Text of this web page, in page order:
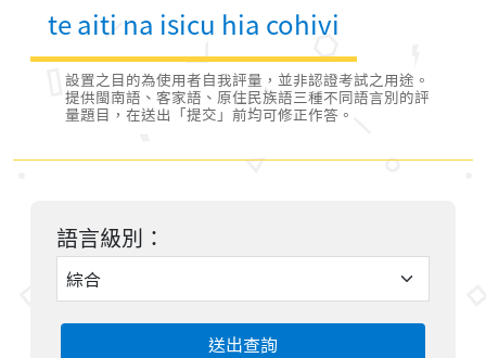
te aiti na isicu hia cohivi
設置之目的為使用者自我評量，並非認證考試之用途。
提供閩南語、客家語、原住民族語三種不同語言別的評
量題目，在送出「提交」前均可修正作答。
語言級別：
送出查詢